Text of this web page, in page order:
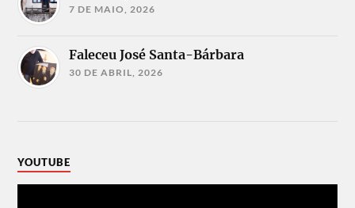
7 DE MAIO, 2026
Faleceu José Santa-Bárbara
30 DE ABRIL, 2026
YOUTUBE